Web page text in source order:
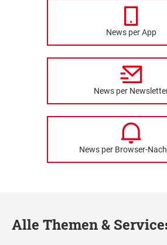
News per App
News per
News per Browser-
Alle Themen &